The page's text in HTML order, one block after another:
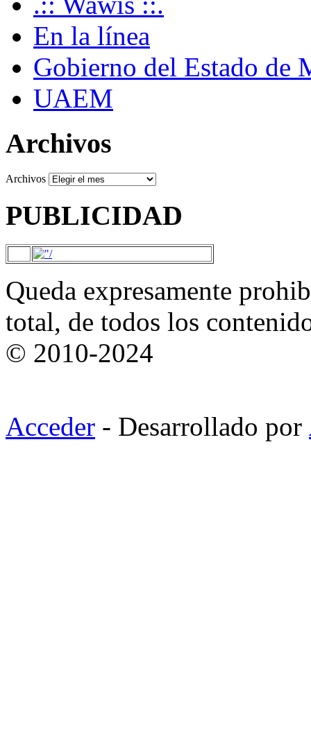
En la línea
Gobierno del Estado de
UAEM
Archivos
Archivos
PUBLICIDAD
Queda expresamente
total, de todos los
© 2010-2024
Acceder - Desarrollado por